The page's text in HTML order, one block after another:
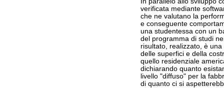
verificata mediante
che ne valutano la
e conseguente
una studentessa con un
del programma di studi
risultato, realizzato, è
delle superfici e della
quello residenziale
dichiarando quanto
livello "diffuso" per la
di quanto ci si